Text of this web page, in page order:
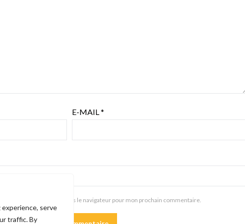
serve
traffic. By
E-MAIL*
mon e-mail et mon site dans le navigateur pour mon prochain commentaire.